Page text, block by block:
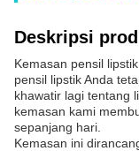
Deskripsi
Kemasan pensil
pensil lipstik Anda
khawatir lagi tentang
kemasan kami
sepanjang hari.
Kemasan ini